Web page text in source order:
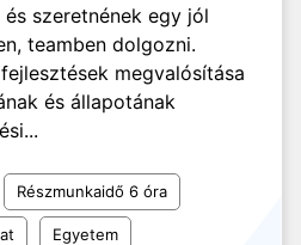
szeretnének egy jól
teamben dolgozni.
megvalósítása
és állapotának
Részmunkaidő 6 óra
Egyetem